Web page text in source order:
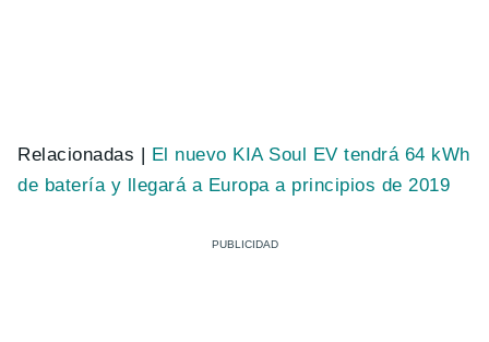
Relacionadas | El nuevo KIA Soul EV tendrá 64 kWh
de batería y llegará a Europa a principios de 2019